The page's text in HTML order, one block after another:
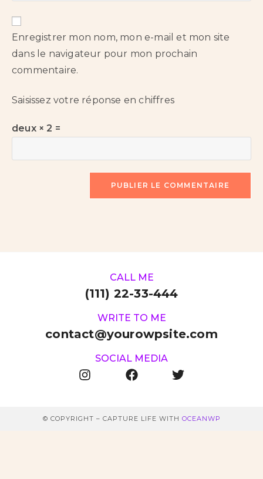
Enregistrer mon nom, mon e-mail et mon site
dans le navigateur pour mon prochain
commentaire.
Saisissez votre réponse en chiffres
deux × 2 =
CALL ME
(111) 22-33-444
WRITE TO ME
contact@yourowpsite.com
SOCIAL MEDIA
© COPYRIGHT – CAPTURE LIFE WITH OCEANWP